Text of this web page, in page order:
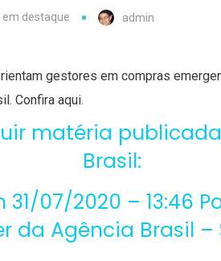
em destaque admin
gestores em compras
Confira aqui.
matéria
Brasil:
07/2020 – 13:46
da Agência Brasil –